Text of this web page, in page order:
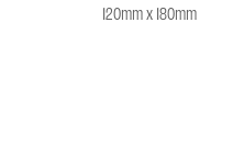
120mm x 180mm